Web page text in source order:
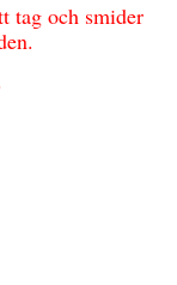
tag och smider